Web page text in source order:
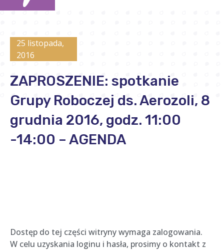
25 listopada,
2016
ZAPROSZENIE: spotkanie
Grupy Roboczej ds. Aerozoli, 8
grudnia 2016, godz. 11:00
-14:00 – AGENDA
Dostęp do tej części witryny wymaga zalogowania.
W celu uzyskania loginu i hasła, prosimy o kontakt z